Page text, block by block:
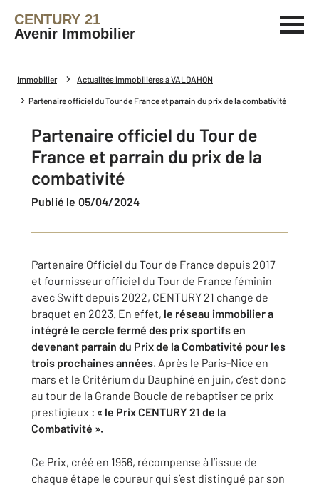
CENTURY 21
Avenir Immobilier
Immobilier Actualités immobilières à VALDAHON
Partenaire officiel du Tour de France et parrain du prix de la combativité
Partenaire officiel du Tour de
France et parrain du prix de la
combativité
Publié le 05/04/2024
Partenaire Officiel du Tour de France depuis 2017
et fournisseur officiel du Tour de France féminin
avec Swift depuis 2022, CENTURY 21 change de
braquet en 2023. En effet, le réseau immobilier a
intégré le cercle fermé des prix sportifs en
devenant parrain du Prix de la Combativité pour les
trois prochaines années. Après le Paris-Nice en
mars et le Critérium du Dauphiné en juin, c’est donc
au tour de la Grande Boucle de rebaptiser ce prix
prestigieux : « le Prix CENTURY 21 de la
Combativité ».
Ce Prix, créé en 1956, récompense à l’issue de
chaque étape le coureur qui s’est distingué par son